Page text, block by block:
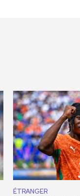
ÉTRANGER